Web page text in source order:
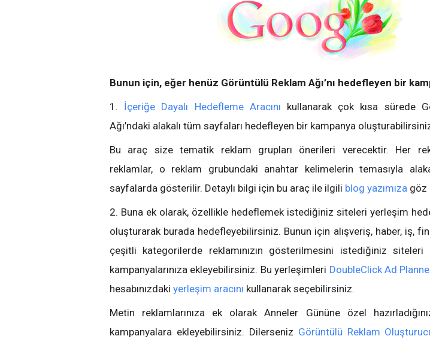
Bunun için, eğer henüz Görüntülü Reklam Ağı’nı hedefleyen bir
1. İçeriğe Dayalı Hedefleme Aracını kullanarak çok kısa sürede
Ağı’ndaki alakalı tüm sayfaları hedefleyen bir kampanya
Bu araç size tematik reklam grupları önerileri verecektir. Her
reklamlar, o reklam grubundaki anahtar kelimelerin temasıyla
sayfalarda gösterilir. Detaylı bilgi için bu araç ile ilgili blog yazımıza göz
2. Buna ek olarak, özellikle hedeflemek istediğiniz siteleri yerleşim
oluşturarak burada hedefleyebilirsiniz. Bunun için alışveriş, haber, iş,
çeşitli kategorilerde reklamınızın gösterilmesini istediğiniz
kampanyalarınıza ekleyebilirsiniz. Bu yerleşimleri DoubleClick Ad
hesabınızdaki yerleşim aracını kullanarak seçebilirsiniz.
Metin reklamlarınıza ek olarak Anneler Gününe özel
kampanyalara ekleyebilirsiniz. Dilerseniz Görüntülü Reklam